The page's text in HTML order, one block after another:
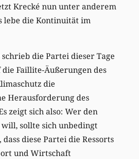
Krecké nun unter anderem
lebe die Kontinuität im
schrieb die Partei dieser Tage
die Faillite-Äußerungen des
die
Herausforderung des
zeigt sich also: Wer den
sollte sich unbedingt
diese Partei die Ressorts
und Wirtschaft